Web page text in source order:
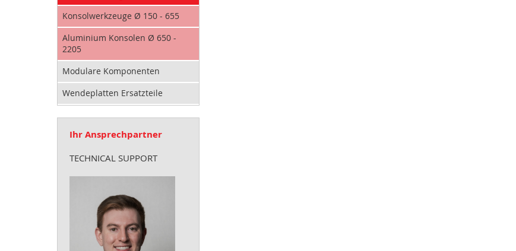
Konsolwerkzeuge Ø 150 - 655
Aluminium Konsolen Ø 650 -
2205
Modulare Komponenten
Wendeplatten Ersatzteile
Ihr Ansprechpartner
TECHNICAL SUPPORT